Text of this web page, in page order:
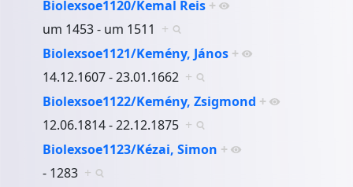
Biolexsoe1120/Kemal Reis +
um 1453 - um 1511 +
Biolexsoe1121/Kemény, János +
14.12.1607 - 23.01.1662 +
Biolexsoe1122/Kemény, Zsigmond +
12.06.1814 - 22.12.1875 +
Biolexsoe1123/Kézai, Simon +
- 1283 +